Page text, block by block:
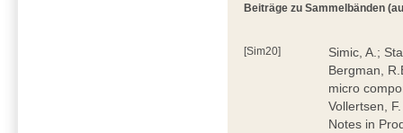
Beiträge zu Sammelbänden
[Sim20]
Simic, A.;
Bergman,
micro
Vollertsen,
Notes in